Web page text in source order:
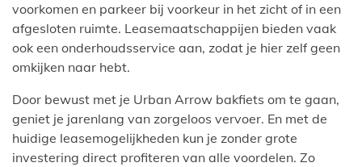
voorkomen en parkeer bij voorkeur in het zicht of in een
afgesloten ruimte. Leasemaatschappijen bieden vaak
ook een onderhoudsservice aan, zodat je hier zelf geen
omkijken naar hebt.
Door bewust met je Urban Arrow bakfiets om te gaan,
geniet je jarenlang van zorgeloos vervoer. En met de
huidige leasemogelijkheden kun je zonder grote
investering direct profiteren van alle voordelen. Zo